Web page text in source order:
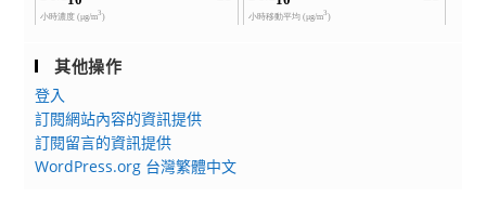
其他操作
登入
訂閱網站內容的資訊提供
訂閱留言的資訊提供
WordPress.org 台灣繁體中文